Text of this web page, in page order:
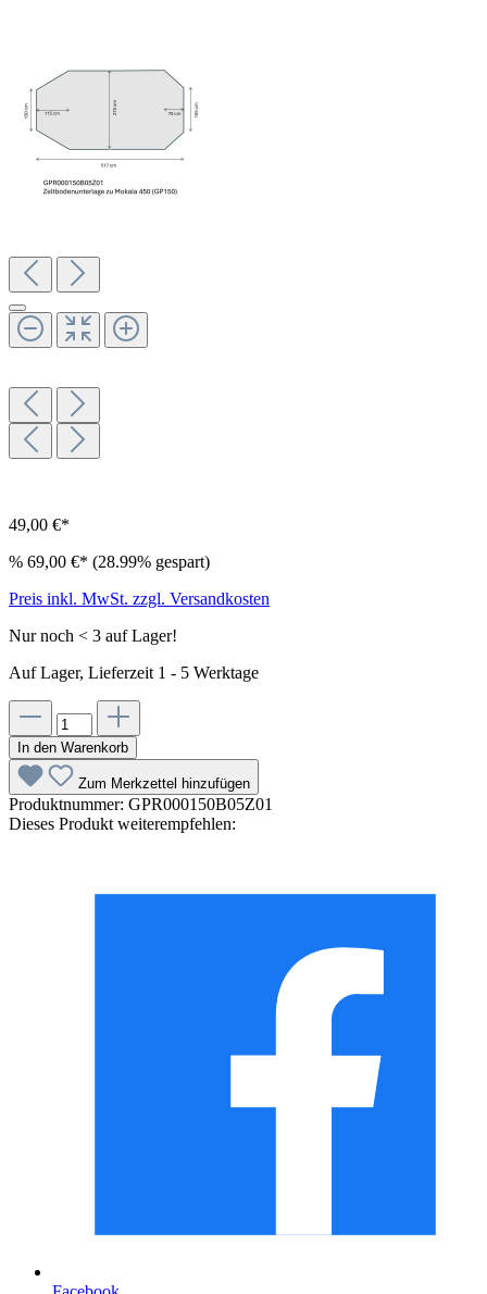
49,00 €*
% 69,00 €* (28.99% gespart)
Preis inkl. MwSt. zzgl. Versandkosten
Nur noch < 3 auf Lager!
Auf Lager, Lieferzeit 1 - 5 Werktage
In den Warenkorb
Zum Merkzettel hinzufügen
Produktnummer: GPR000150B05Z01
Dieses Produkt weiterempfehlen: